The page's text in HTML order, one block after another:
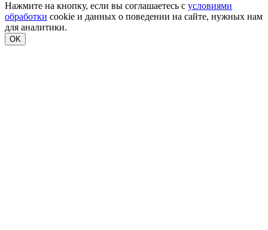
Нажмите на кнопку, если вы соглашаетесь с условиями
обработки cookie и данных о поведении на сайте, нужных нам
для аналитики.
OK